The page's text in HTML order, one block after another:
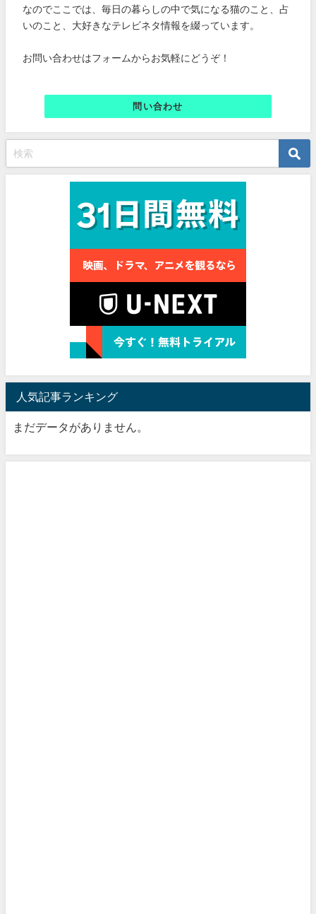
なのでここでは、毎日の暮らしの中で気になる猫のこと、占
いのこと、大好きなテレビネタ情報を綴っています。
お問い合わせはフォームからお気軽にどうぞ！
問い合わせ
人気記事ランキング
まだデータがありません。